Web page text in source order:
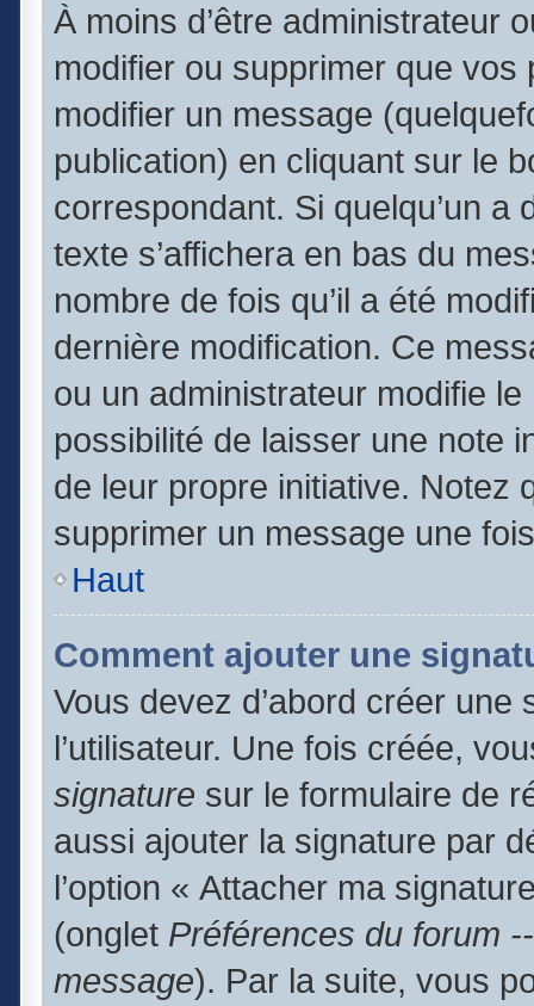
À moins d’être administrateur
modifier ou supprimer que
modifier un message
publication) en cliquant sur le
correspondant. Si quelqu’un
texte s’affichera en bas du
nombre de fois qu’il a été
dernière modification. Ce
ou un administrateur modifie
possibilité de laisser une note
de leur propre initiative. Notez
supprimer un message une
Haut
Comment ajouter une
Vous devez d’abord créer
l’utilisateur. Une fois créée,
signature sur le formulaire de
aussi ajouter la signature par
l’option « Attacher ma
(onglet Préférences du forum
message). Par la suite, vous